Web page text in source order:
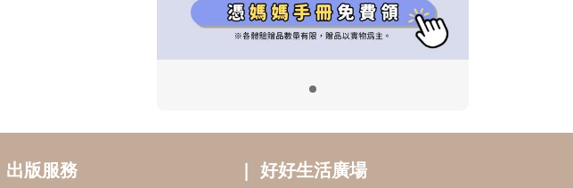
出版服務 好好生活廣場